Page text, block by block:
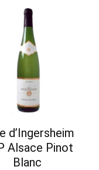
d’Ingersheim
Alsace Pinot
Blanc